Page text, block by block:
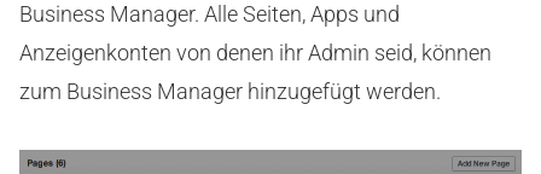
Business Manager. Alle Seiten, Apps und
Anzeigenkonten von denen ihr Admin seid, können
zum Business Manager hinzugefügt werden.